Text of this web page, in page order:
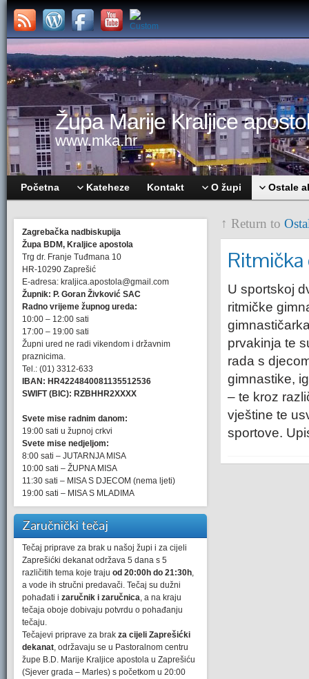
Župa Marije Kraljice
www.mka.hr
Početna Kateheze Kontakt O župi Ostale
Zagrebačka nadbiskupija
Župa BDM, Kraljice apostola
Trg dr. Franje Tuđmana 10
HR-10290 Zaprešić
E-adresa: kraljica.apostola@gmail.com
Župnik: P. Goran Živković SAC
Radno vrijeme župnog ureda:
10:00 – 12:00 sati
17:00 – 19:00 sati
Župni ured ne radi vikendom i državnim
praznicima.
Tel.: (01) 3312-633
IBAN: HR4224840081135512536
SWIFT (BIC): RZBHHR2XXXX
Svete mise radnim danom:
19:00 sati u župnoj crkvi
Svete mise nedjeljom:
8:00 sati – JUTARNJA MISA
10:00 sati – ŽUPNA MISA
11:30 sati – MISA S DJECOM (nema ljeti)
19:00 sati – MISA S MLADIMA
Zaručnički tečaj
Tečaj priprave za brak u našoj župi i za cijeli
Zaprešićki dekanat održava 5 dana s 5
različitih tema koje traju od 20:00h do 21:30h,
a vode ih stručni predavači. Tečaj su dužni
pohađati i zaručnik i zaručnica, a na kraju
tečaja oboje dobivaju potvrdu o pohađanju
tečaju.
Tečajevi priprave za brak za cijeli Zaprešićki
dekanat, održavaju se u Pastoralnom centru
župe B.D. Marije Kraljice apostola u Zaprešiću
(Sjever grada – Marles) s početkom u 20:00
↑ Return to
U sportskoj
ritmičke
prvakinja te
rada s
gimnastike,
– te kroz
vještine te
sportove.